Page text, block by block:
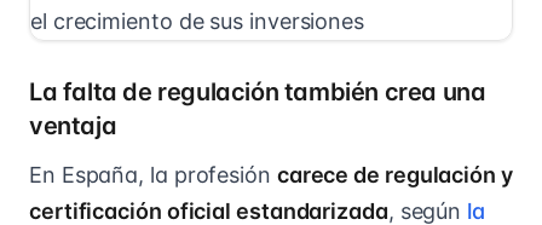
La falta de regulación también crea una
ventaja
En España, la profesión carece de regulación y
certificación oficial estandarizada, según la